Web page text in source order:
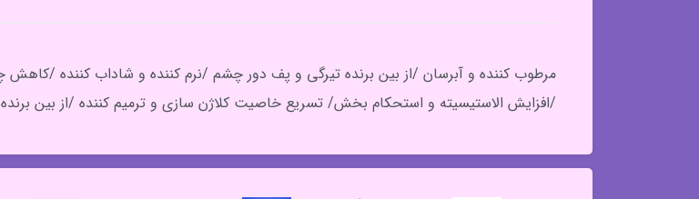
مرطوب کننده و آبرسان /از بین برنده تیرگی و پف دور چشم /نرم کننده و شاداب کننده /
/افزایش الاستیسیته و استحکام بخش/ تسریع خاصیت کلاژن سازی و ترمیم کننده /از بین